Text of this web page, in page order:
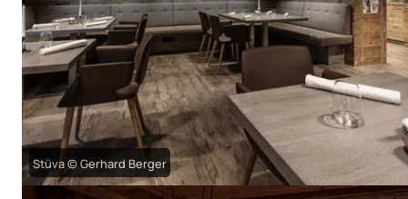
Stüva © Gerhard Berger